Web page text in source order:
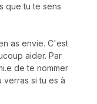
que tu te sens
as envie. C'est
aider. Par
de te nommer
verras si tu es à